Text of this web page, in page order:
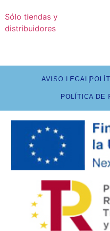
Sólo tiendas y
distribuidores
AVISO LEGAL
POLÍTICA DE